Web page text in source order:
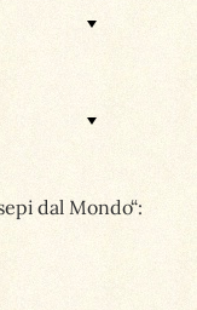
dal Mondo“: